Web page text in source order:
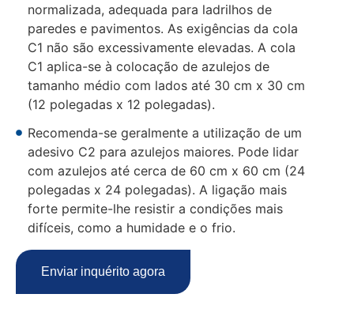
normalizada, adequada para ladrilhos de
paredes e pavimentos. As exigências da cola
C1 não são excessivamente elevadas. A cola
C1 aplica-se à colocação de azulejos de
tamanho médio com lados até 30 cm x 30 cm
(12 polegadas x 12 polegadas).
Recomenda-se geralmente a utilização de um
adesivo C2 para azulejos maiores. Pode lidar
com azulejos até cerca de 60 cm x 60 cm (24
polegadas x 24 polegadas). A ligação mais
forte permite-lhe resistir a condições mais
difíceis, como a humidade e o frio.
Enviar inquérito agora